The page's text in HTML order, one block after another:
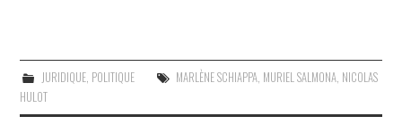
JURIDIQUE, POLITIQUE MARLÈNE SCHIAPPA, MURIEL SALMONA, NICOLAS
HULOT